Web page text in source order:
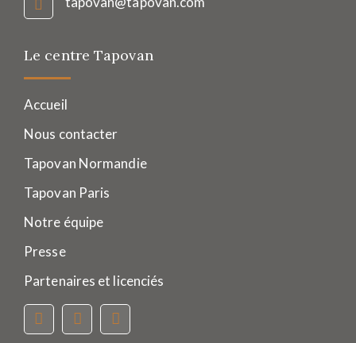
Le centre Tapovan
Accueil
Nous contacter
Tapovan Normandie
Tapovan Paris
Notre équipe
Presse
Partenaires et licenciés